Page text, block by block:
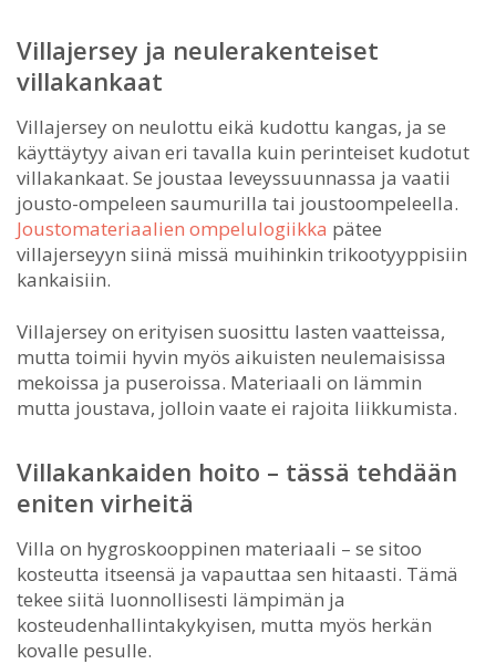
Villajersey ja neulerakenteiset
villakankaat
Villajersey on neulottu eikä kudottu kangas, ja se
käyttäytyy aivan eri tavalla kuin perinteiset kudotut
villakankaat. Se joustaa leveyssuunnassa ja vaatii
jousto-ompeleen saumurilla tai joustoompeleella.
Joustomateriaalien ompelulogiikka pätee
villajerseyyn siinä missä muihinkin trikootyyppisiin
kankaisiin.
Villajersey on erityisen suosittu lasten vaatteissa,
mutta toimii hyvin myös aikuisten neulemaisissa
mekoissa ja puseroissa. Materiaali on lämmin
mutta joustava, jolloin vaate ei rajoita liikkumista.
Villakankaiden hoito – tässä tehdään
eniten virheitä
Villa on hygroskooppinen materiaali – se sitoo
kosteutta itseensä ja vapauttaa sen hitaasti. Tämä
tekee siitä luonnollisesti lämpimän ja
kosteudenhallintakykyisen, mutta myös herkän
kovalle pesulle.